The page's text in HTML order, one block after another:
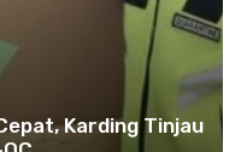
Karding Tinjau